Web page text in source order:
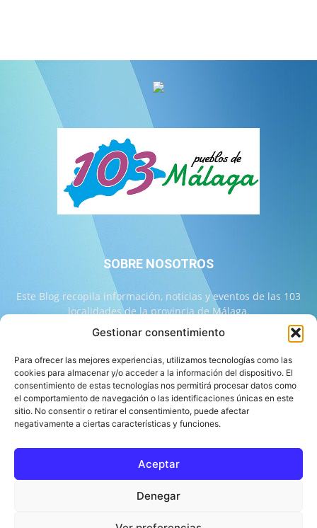
Gestionar consentimiento
Para ofrecer las mejores experiencias, utilizamos tecnologías como las
cookies para almacenar y/o acceder a la información del dispositivo. El
consentimiento de estas tecnologías nos permitirá procesar datos como
el comportamiento de navegación o las identificaciones únicas en este
sitio. No consentir o retirar el consentimiento, puede afectar
negativamente a ciertas características y funciones.
Aceptar
Denegar
SOBRE NOSOTROS
Este Blog recopila información, noticias y eventos de las 103
localidades de la provincia de Málaga.
Contáctanos:info@103malaga.com
SÍGUENOS
Equipo de 103 Málaga
Aviso Legal